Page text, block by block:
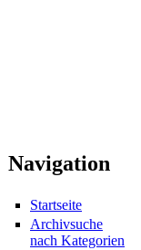
Navigation
Startseite
Archivsuche
nach Kategorien